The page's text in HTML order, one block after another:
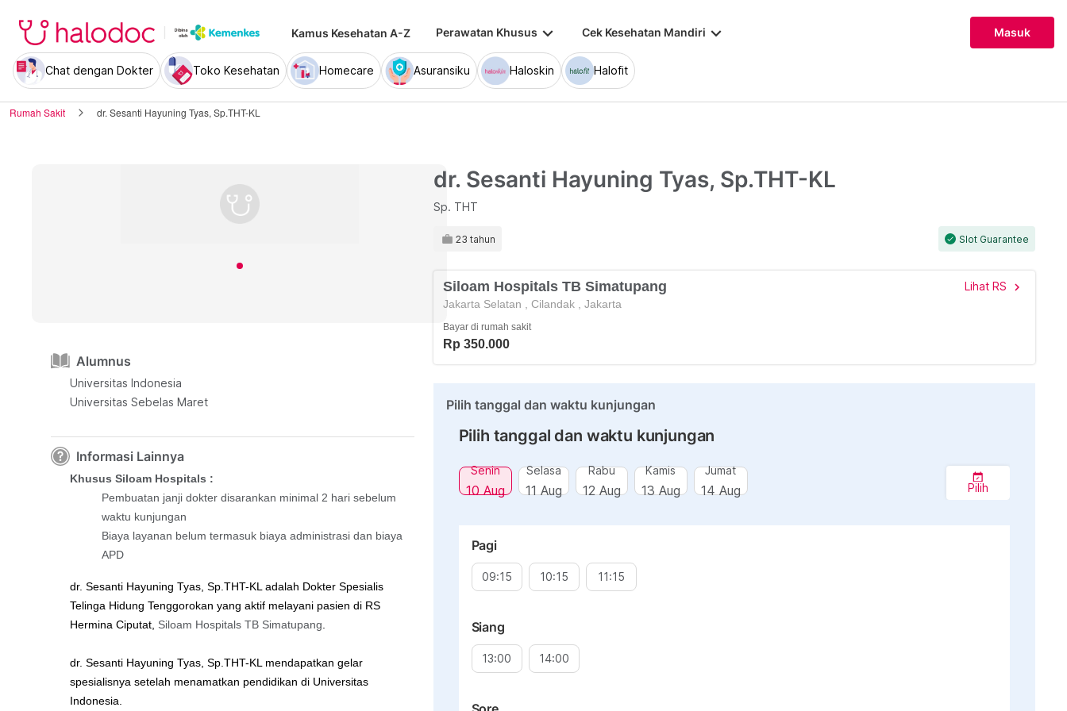
Kamus Kesehatan A-Z Perawatan Khusus keyboard_arrow_down Cek Kesehatan Mandiri keyboard_arrow_down Masuk
Chat dengan Dokter Toko Kesehatan Homecare Asuransiku Haloskin Halofit
Rumah Sakit dr. Sesanti Hayuning Tyas, Sp.THT-KL
Alumnus
Universitas Indonesia
Universitas Sebelas Maret
Informasi Lainnya
Khusus Siloam Hospitals :
Pembuatan janji dokter disarankan minimal 2 hari sebelum
waktu kunjungan
Biaya layanan belum termasuk biaya administrasi dan biaya
APD
dr. Sesanti Hayuning Tyas, Sp.THT-KL adalah Dokter Spesialis
Telinga Hidung Tenggorokan yang aktif melayani pasien di RS
Hermina Ciputat, Siloam Hospitals TB Simatupang
dr. Sesanti Hayuning Tyas, Sp.THT-KL mendapatkan gelar
spesialisnya setelah menamatkan pendidikan di Universitas
Indonesia
dr. Sesanti Hayuning Tyas, Sp.THT-KL
Sp. THT
23 tahun check Slot Guarantee
Siloam Hospitals TB Simatupang Lihat RS chevron_right
Jakarta Selatan Cilandak Jakarta
Bayar di rumah sakit
Rp 350.000
Pilih tanggal dan waktu kunjungan
Pilih tanggal dan waktu kunjungan
Senin
10 Aug
Selasa
11 Aug
Rabu
12 Aug
Kamis
13 Aug
Jumat
14 Aug Pilih
Pagi
09:15 10:15 11:15
Siang
13:00 14:00